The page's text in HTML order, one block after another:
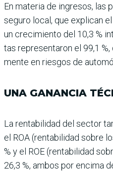
En materia de ingresos, las
seguro local, que explican
un crecimiento del 10,3 %
tas representaron el 99,1
mente en riesgos de
UNA GANANCIA
La rentabilidad del sector
el ROA (rentabilidad sobre
% y el ROE (rentabilidad
26,3 %, ambos por encima